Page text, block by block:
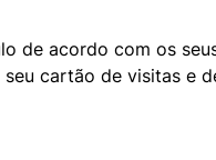
de acordo com os
cartão de visitas e